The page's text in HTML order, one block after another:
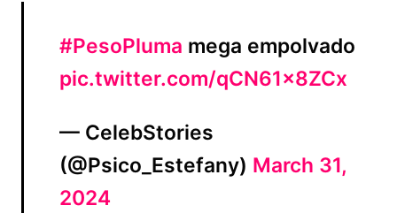
#PesoPluma mega empolvado
pic.twitter.com/qCN61x8ZCx
— CelebStories
(@Psico_Estefany) March 31,
2024